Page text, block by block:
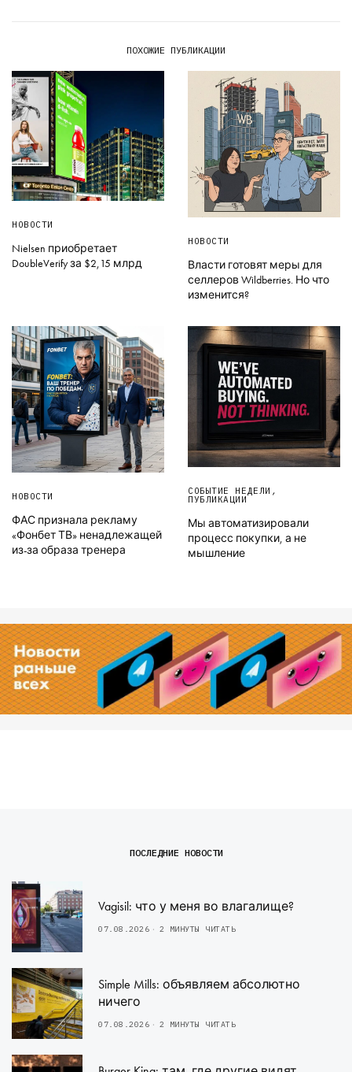
ПОХОЖИЕ ПУБЛИКАЦИИ
НОВОСТИ
Nielsen приобретает
DoubleVerify за $2,15 млрд
НОВОСТИ
Власти готовят меры для
селлеров Wildberries. Но что
изменится?
НОВОСТИ
ФАС признала рекламу
«Фонбет ТВ» ненадлежащей
из-за образа тренера
СОБЫТИЕ НЕДЕЛИ ,
ПУБЛИКАЦИИ
Мы автоматизировали
процесс покупки, а не
мышление
ПОСЛЕДНИЕ НОВОСТИ
Vagisil: что у меня во влагалище?
07.08.2026 2 МИНУТЫ ЧИТАТЬ
Simple Mills: объявляем абсолютно
ничего
07.08.2026 2 МИНУТЫ ЧИТАТЬ